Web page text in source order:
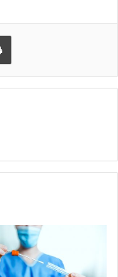
Imprimez